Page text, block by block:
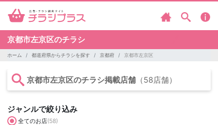
京都市左京区のチラシ
ホーム 都道府県からチラシを探す 京都府 京都市左京区
京都市左京区のチラシ掲載店舗 （58店舗）
ジャンルで絞り込み
全てのお店(58)